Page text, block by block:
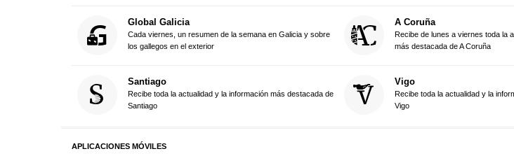
Global Galicia
Cada viernes, un resumen de la semana en Galicia y sobre
los gallegos en el exterior
A Coruña
Recibe de lunes a viernes toda la
más destacada de A Coruña
Santiago
Recibe toda la actualidad y la información más destacada de
Santiago
Vigo
Recibe toda la actualidad y la
Vigo
APLICACIONES MÓVILES